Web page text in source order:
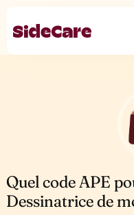
Quel code APE
Dessinatrice de